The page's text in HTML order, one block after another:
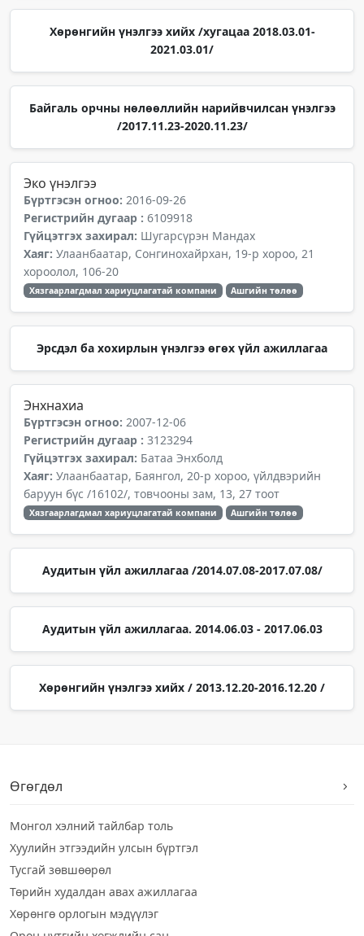
Хөрөнгийн үнэлгээ хийх /хугацаа 2018.03.01-
2021.03.01/
Байгаль орчны нөлөөллийн нарийвчилсан үнэлгээ
/2017.11.23-2020.11.23/
Эко үнэлгээ
Бүртгэсэн огноо: 2016-09-26
Регистрийн дугаар : 6109918
Гүйцэтгэх захирал: Шугарсүрэн Мандах
Хаяг: Улаанбаатар, Сонгинохайрхан, 19-р хороо, 21
хороолол, 106-20
Хязгаарлагдмал хариуцлагатай компани Ашгийн төлөө
Эрсдэл ба хохирлын үнэлгээ өгөх үйл ажиллагаа
Энхнахиа
Бүртгэсэн огноо: 2007-12-06
Регистрийн дугаар : 3123294
Гүйцэтгэх захирал: Батаа Энхболд
Хаяг: Улаанбаатар, Баянгол, 20-р хороо, үйлдвэрийн
баруун бүс /16102/, товчооны зам, 13, 27 тоот
Хязгаарлагдмал хариуцлагатай компани Ашгийн төлөө
Аудитын үйл ажиллагаа /2014.07.08-2017.07.08/
Аудитын үйл ажиллагаа. 2014.06.03 - 2017.06.03
Хөрөнгийн үнэлгээ хийх / 2013.12.20-2016.12.20 /
Өгөгдөл
Монгол хэлний тайлбар толь
Хуулийн этгээдийн улсын бүртгэл
Тусгай зөвшөөрөл
Төрийн худалдан авах ажиллагаа
Хөрөнгө орлогын мэдүүлэг